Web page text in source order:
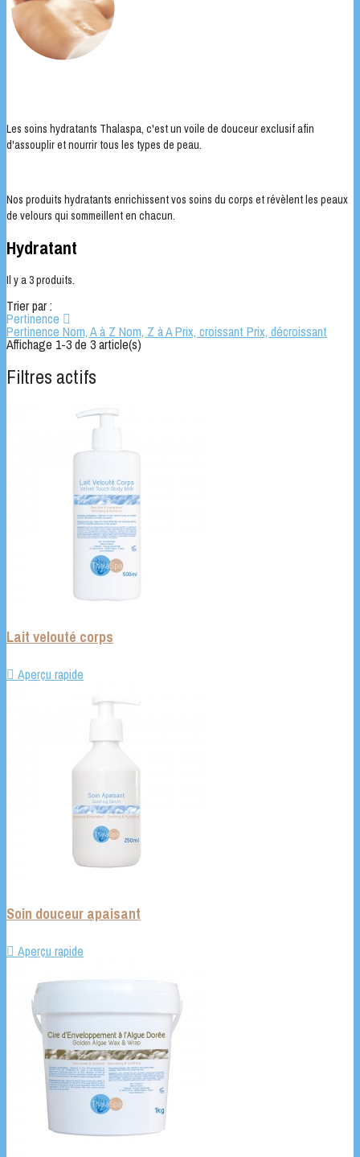
Les soins hydratants Thalaspa, c'est un voile de douceur exclusif afin
d'assouplir et nourrir tous les types de peau.
Nos produits hydratants enrichissent vos soins du corps et révèlent les peaux
de velours qui sommeillent en chacun.
Hydratant
Il y a 3 produits.
Trier par :
Pertinence 
Pertinence Nom, A à Z Nom, Z à APrix, croissant Prix, décroissant
Affichage 1-3 de 3 article(s)
Filtres actifs
Lait velouté corps
 Aperçu rapide
Soin douceur apaisant
 Aperçu rapide